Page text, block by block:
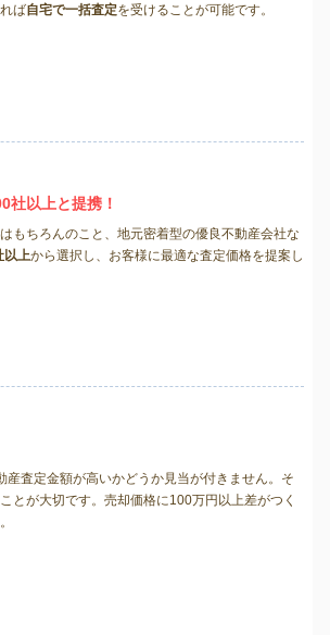
ば自宅で一括査定を受けることが可能です。
社以上と提携！
もちろんのこと、地元密着型の優良不動産会社な
以上から選択し、お客様に最適な査定価格を提案し
産査定金額が高いかどうか見当が付きません。そ
とが大切です。売却価格に100万円以上差がつく